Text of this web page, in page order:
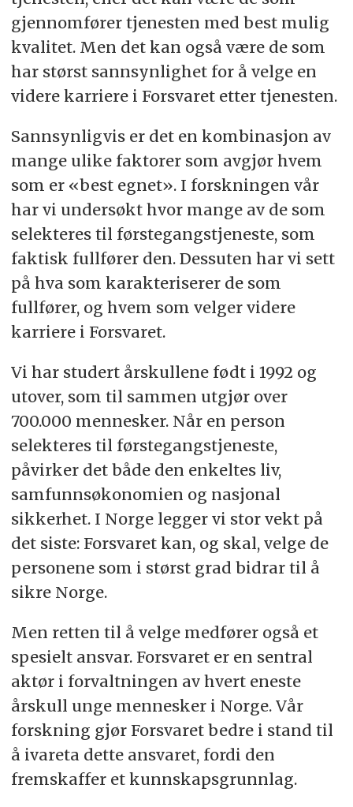
gjennomfører tjenesten med best mulig
kvalitet. Men det kan også være de som
har størst sannsynlighet for å velge en
videre karriere i Forsvaret etter tjenesten.
Sannsynligvis er det en kombinasjon av
mange ulike faktorer som avgjør hvem
som er «best egnet». I forskningen vår
har vi undersøkt hvor mange av de som
selekteres til førstegangstjeneste, som
faktisk fullfører den. Dessuten har vi sett
på hva som karakteriserer de som
fullfører, og hvem som velger videre
karriere i Forsvaret.
Vi har studert årskullene født i 1992 og
utover, som til sammen utgjør over
700.000 mennesker. Når en person
selekteres til førstegangstjeneste,
påvirker det både den enkeltes liv,
samfunnsøkonomien og nasjonal
sikkerhet. I Norge legger vi stor vekt på
det siste: Forsvaret kan, og skal, velge de
personene som i størst grad bidrar til å
sikre Norge.
Men retten til å velge medfører også et
spesielt ansvar. Forsvaret er en sentral
aktør i forvaltningen av hvert eneste
årskull unge mennesker i Norge. Vår
forskning gjør Forsvaret bedre i stand til
å ivareta dette ansvaret, fordi den
fremskaffer et kunnskapsgrunnlag.